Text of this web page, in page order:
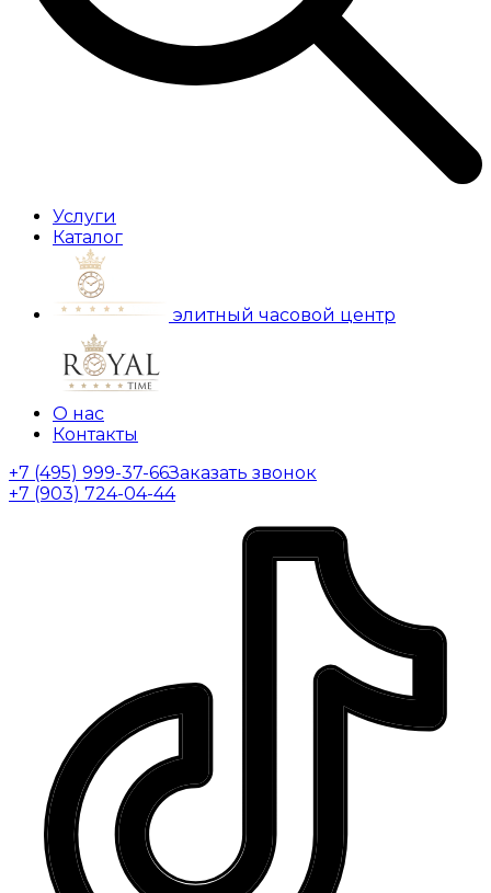
Услуги
Каталог
элитный часовой центр
О нас
Контакты
+7 (495) 999-37-66Заказать звонок
+7 (903) 724-04-44